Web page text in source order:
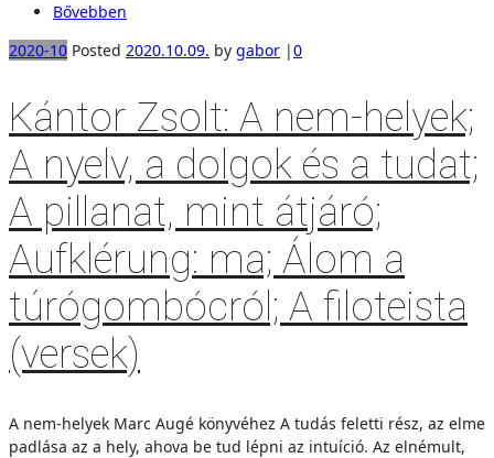
Bővebben
2020-10 Posted 2020.10.09. by gabor |0
Kántor Zsolt: A nem-helyek;
A nyelv, a dolgok és a tudat;
A pillanat, mint átjáró;
Aufklérung: ma; Álom a
túrógombócról; A filoteista
(versek)
A nem-helyek Marc Augé könyvéhez A tudás feletti rész, az elme
padlása az a hely, ahova be tud lépni az intuíció. Az elnémult,